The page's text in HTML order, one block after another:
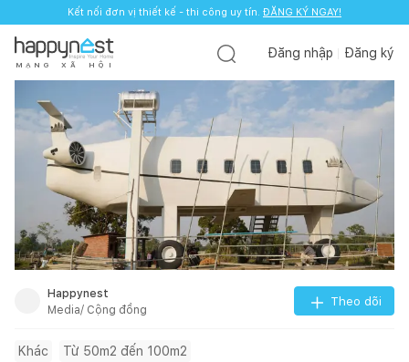
Kết nối đơn vị thiết kế - thi công uy tín. ĐĂNG KÝ NGAY!
M Ạ N G X Ã H Ộ I
Đăng nhập Đăng ký
Happynest
Media/ Cộng đồng
Theo dõi
Khác Từ 50m2 đến 100m2